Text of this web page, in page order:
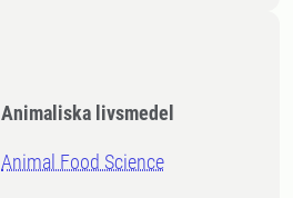
Animaliska livsmedel
Animal Food Science